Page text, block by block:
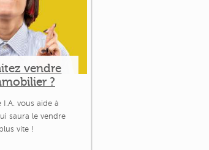
vendre
?
vous aide à
saura le vendre
vite !